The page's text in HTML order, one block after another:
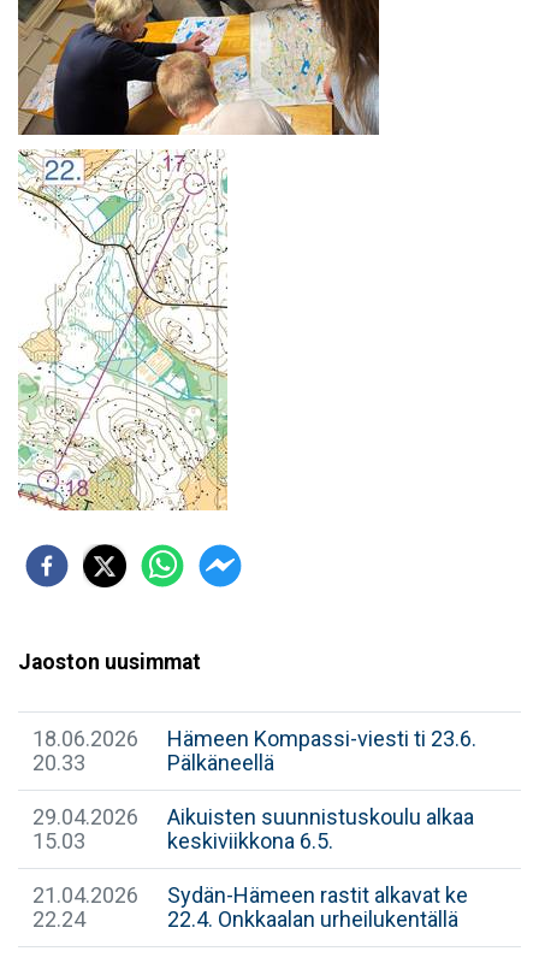
Jaoston uusimmat
18.06.2026
20.33
Hämeen Kompassi-viesti ti 23.6.
Pälkäneellä
29.04.2026
15.03
Aikuisten suunnistuskoulu alkaa
keskiviikkona 6.5.
21.04.2026
22.24
Sydän-Hämeen rastit alkavat ke
22.4. Onkkaalan urheilukentällä